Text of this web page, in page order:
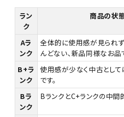
ラン
ク
商品の状
Aラ
ンク
全体的に使用感が見られ
んどない、新品同様なお品
B+ラ
ンク
使用感が少なく中古とし
です。
Bラ
ンク
BランクとC+ランクの中間